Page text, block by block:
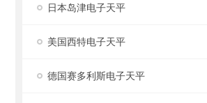
日本岛津电子天平
美国西特电子天平
德国赛多利斯电子天平